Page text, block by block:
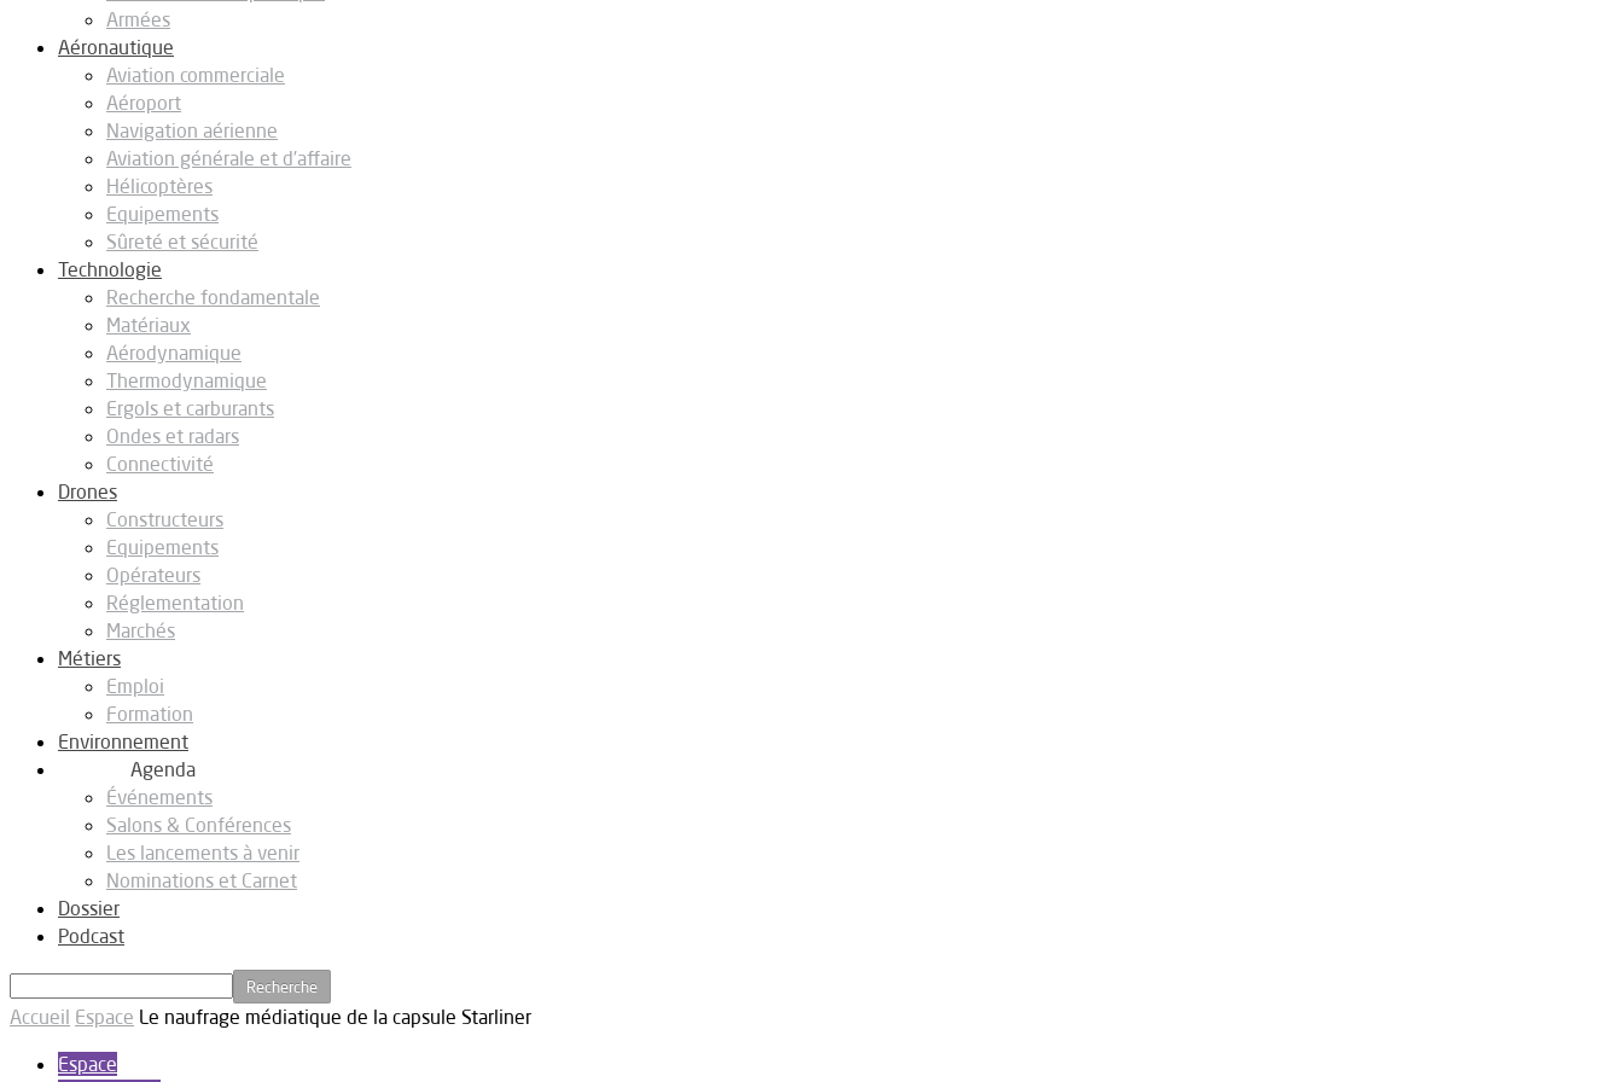
Armées
Aéronautique
Aviation commerciale
Aéroport
Navigation aérienne
Aviation générale et d’affaire
Hélicoptères
Equipements
Sûreté et sécurité
Technologie
Recherche fondamentale
Matériaux
Aérodynamique
Thermodynamique
Ergols et carburants
Ondes et radars
Connectivité
Drones
Constructeurs
Equipements
Opérateurs
Réglementation
Marchés
Métiers
Emploi
Formation
Environnement
Agenda
Événements
Salons & Conférences
Les lancements à venir
Nominations et Carnet
Dossier
Podcast
Accueil Espace Le naufrage médiatique de la capsule Starliner
Espace